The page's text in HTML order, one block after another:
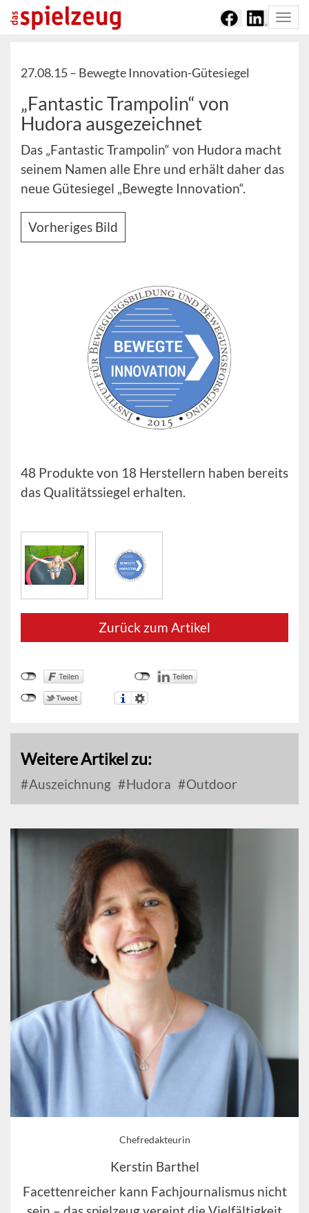
27.08.15 – Bewegte Innovation-Gütesiegel
„Fantastic Trampolin“ von
Hudora ausgezeichnet
Das „Fantastic Trampolin“ von Hudora macht
seinem Namen alle Ehre und erhält daher das
neue Gütesiegel „Bewegte Innovation“.
Vorheriges Bild
48 Produkte von 18 Herstellern haben bereits
das Qualitätssiegel erhalten.
Zurück zum Artikel
Weitere Artikel zu:
Auszeichnung Hudora Outdoor
Chefredakteurin
Kerstin Barthel
Facettenreicher kann Fachjournalismus nicht